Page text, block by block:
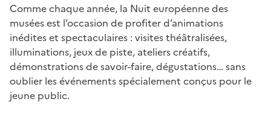
Comme chaque année, la Nuit européenne des
musées est l’occasion de profiter d’animations
inédites et spectaculaires : visites théâtralisées,
illuminations, jeux de piste, ateliers créatifs,
démonstrations de savoir-faire, dégustations… sans
oublier les événements spécialement conçus pour le
jeune public.